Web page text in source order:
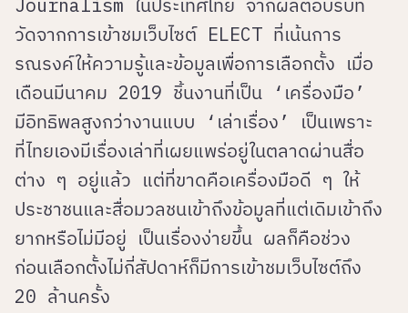
Journalism ในประเทศไทย จากผลตอบรับที่
วัดจากการเข้าชมเว็บไซต์ ELECT ที่เน้นการ
รณรงค์ให้ความรู้และข้อมูลเพื่อการเลือกตั้ง เมื่อ
เดือนมีนาคม 2019 ชิ้นงานที่เป็น ‘เครื่องมือ’
มีอิทธิพลสูงกว่างานแบบ ‘เล่าเรื่อง’ เป็นเพราะ
ที่ไทยเองมีเรื่องเล่าที่เผยแพร่อยู่ในตลาดผ่านสื่อ
ต่าง ๆ อยู่แล้ว แต่ที่ขาดคือเครื่องมือดี ๆ ให้
ประชาชนและสื่อมวลชนเข้าถึงข้อมูลที่แต่เดิมเข้าถึง
ยากหรือไม่มีอยู่ เป็นเรื่องง่ายขึ้น ผลก็คือช่วง
ก่อนเลือกตั้งไม่กี่สัปดาห์ก็มีการเข้าชมเว็บไซต์ถึง
20 ล้านครั้ง